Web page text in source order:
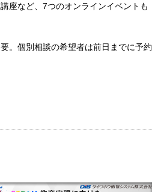
座など、7つのオンラインイベントも
。個別相談の希望者は前日までに予約